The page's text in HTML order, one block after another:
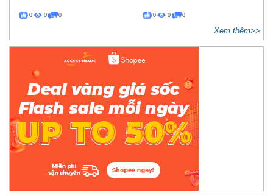
0 0 0 0 0 0
Xem thêm>>